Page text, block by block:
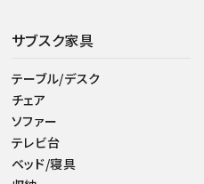
サブスク家具
テーブル/デスク
チェア
ソファー
テレビ台
ベッド/寝具